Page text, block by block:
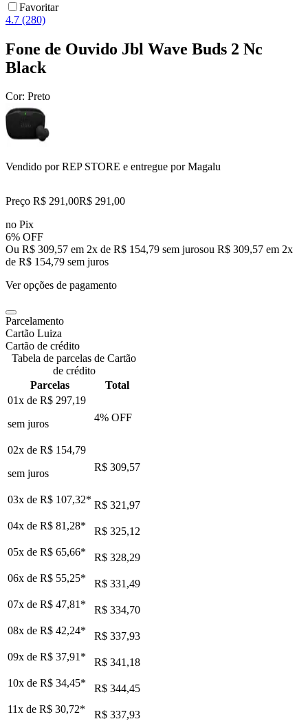
Favoritar
4.7 (280)
Fone de Ouvido Jbl Wave Buds 2 Nc
Black
Cor: Preto
Vendido porREP STORE e entregue por Magalu
Preço R$ 291,00R$ 291,00
no Pix
6% OFF
Ou R$ 309,57 em 2x de R$ 154,79 sem jurosou R$ 309,57 em 2x
de R$ 154,79 sem juros
Ver opções de pagamento
Parcelamento
Cartão Luiza
Cartão de crédito
Tabela de parcelas de Cartão
de crédito
Parcelas
Total
01x de R$ 297,19
sem juros
4% OFF
02x de R$ 154,79
sem juros
R$ 309,57
03x de R$ 107,32* R$ 321,97
04x de R$ 81,28*
R$ 325,12
05x de R$ 65,66*
R$ 328,29
06x de R$ 55,25*
R$ 331,49
07x de R$ 47,81*
R$ 334,70
08x de R$ 42,24*
R$ 337,93
09x de R$ 37,91*
R$ 341,18
10x de R$ 34,45*
R$ 344,45
11x de R$ 30,72* R$ 337,93